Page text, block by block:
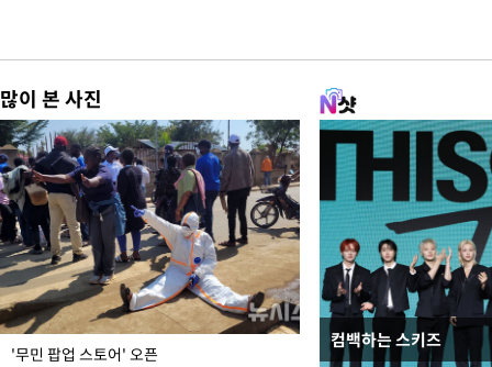
많이 본 사진
'무민 팝업 스토어' 오픈
컴백하는 스키즈
지석천 뒤덮은 개구리